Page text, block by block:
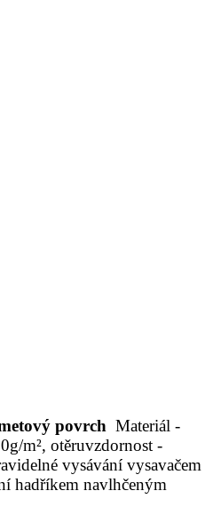
povrch Materiál -
m², otěruvzdornost -
vysávání vysavačem
hadříkem navlhčeným